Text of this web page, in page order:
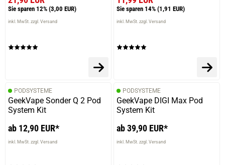
Sie sparen 12% (3,00 EUR)
inkl. MwSt. zzgl. Versand
Sie sparen 14% (1,91 EUR)
inkl. MwSt. zzgl. Versand
PODSYSTEME
GeekVape Sonder Q 2 Pod
System Kit
ab 12,90 EUR*
inkl. MwSt. zzgl. Versand
PODSYSTEME
GeekVape DIGI Max Pod
System Kit
ab 39,90 EUR*
inkl. MwSt. zzgl. Versand